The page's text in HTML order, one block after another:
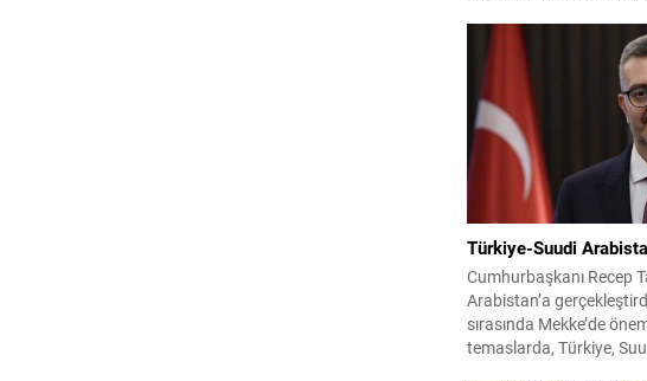
görev yapan 178 tim ve
aktif olarak halkı
faaliyetleri
bin 315 biçerdöver ve
Türkiye-Suudi
Cumhurbaşkanı Recep
Arabistan’a
sırasında Mekke’de
temaslarda, Türkiye,